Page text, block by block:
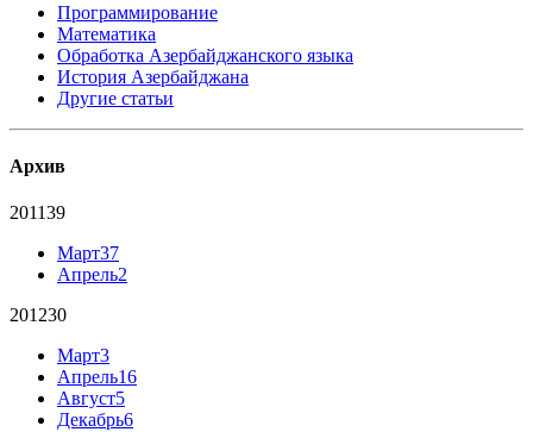
Программирование
Математика
Обработка Азербайджанского языка
История Азербайджана
Другие статьи
Архив
201139
Март37
Апрель2
201230
Март3
Апрель16
Август5
Декабрь6